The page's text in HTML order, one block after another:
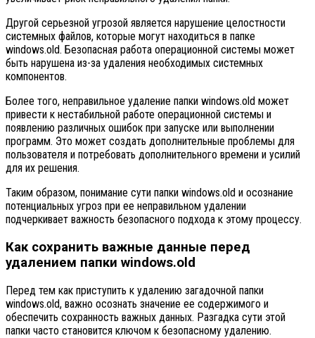
Другой серьезной угрозой является нарушение целостности
системных файлов, которые могут находиться в папке
windows.old. Безопасная работа операционной системы может
быть нарушена из-за удаления необходимых системных
компонентов.
Более того, неправильное удаление папки windows.old может
привести к нестабильной работе операционной системы и
появлению различных ошибок при запуске или выполнении
программ. Это может создать дополнительные проблемы для
пользователя и потребовать дополнительного времени и усилий
для их решения.
Таким образом, понимание сути папки windows.old и осознание
потенциальных угроз при ее неправильном удалении
подчеркивает важность безопасного подхода к этому процессу.
Как сохранить важные данные перед
удалением папки windows.old
Перед тем как приступить к удалению загадочной папки
windows.old, важно осознать значение ее содержимого и
обеспечить сохранность важных данных. Разгадка сути этой
папки часто становится ключом к безопасному удалению.